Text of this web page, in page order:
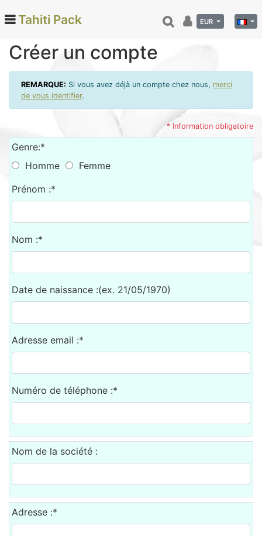
Categories
Monoi de Tahiti (66)
Vanille de Tahiti (26)
Soins et beauté (78)
Hinano (41)
Epicerie fine (72)
Danse tahitienne (29)
Décoration (22)
Sacs, Bijoux et Accessoires (33)
Textile (27)
Nos Box (12)
Promotions
Informations
Retour et remboursement
Tahiti Pack EUR
Créer un compte
REMARQUE: Si vous avez déjà un compte chez nous, merci
de vous identifier.
* Information obligatoire
Genre:*
Homme
Femme
Prénom :*
Nom :*
Date de naissance :(ex. 21/05/1970)
Adresse email :*
Numéro de téléphone :*
Nom de la société :
Adresse :*